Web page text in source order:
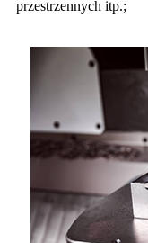
przestrzennych itp.;